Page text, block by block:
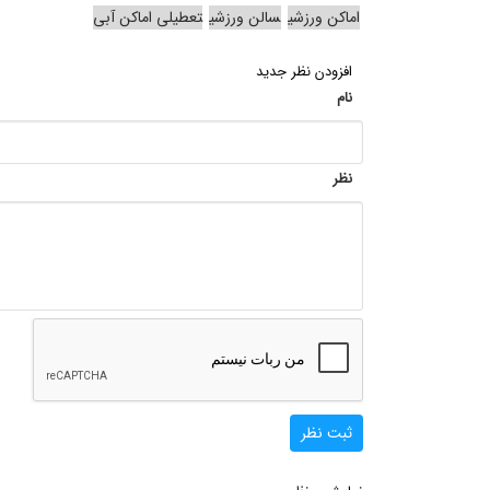
اماکن ورزشی سالن ورزشی تعطیلی اماکن آبی
افزودن نظر جدید
نام
نظر
ثبت نظر